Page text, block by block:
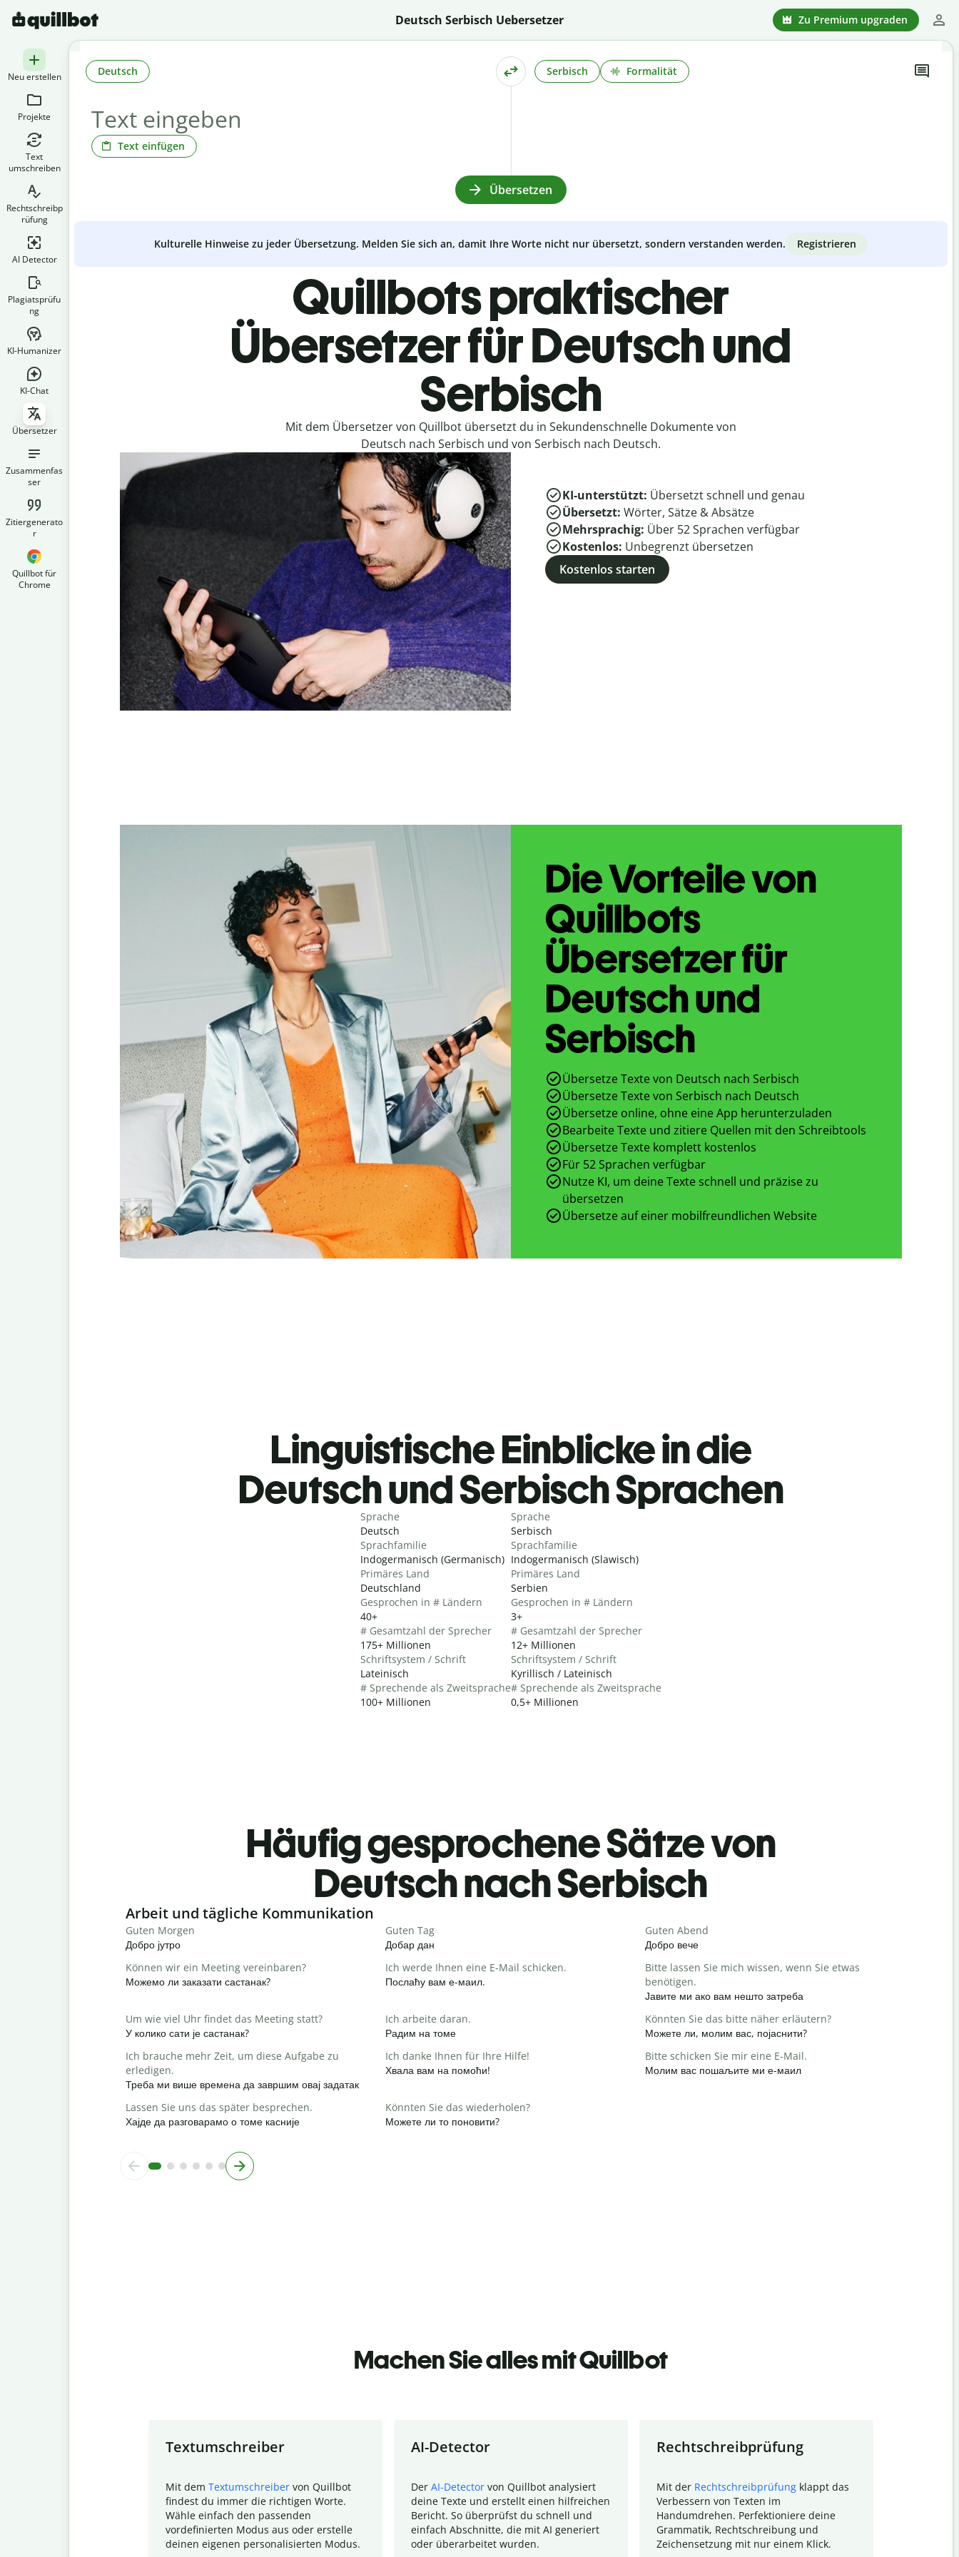
Deutsch Serbisch Uebersetzer Zu Premium upgraden
Neu erstellen
Projekte
Text
umschreiben
Rechtschreibp
rüfung
AI Detector
Plagiatsprüfu
ng
KI-Humanizer
KI-Chat
Übersetzer
Zusammenfas
ser
Zitiergenerato
r
Quillbot für
Chrome
Text einfügen
Deutsch Serbisch Formalität
Übersetzen
Kulturelle Hinweise zu jeder Übersetzung. Melden Sie sich an, damit Ihre Worte nicht nur übersetzt, sondern verstanden werden. Registrieren
Quillbots praktischer
Übersetzer für Deutsch und
Serbisch
Mit dem Übersetzer von Quillbot übersetzt du in Sekundenschnelle Dokumente von
Deutsch nach Serbisch und von Serbisch nach Deutsch.
KI-unterstützt: Übersetzt schnell und genau
Übersetzt: Wörter, Sätze & Absätze
Mehrsprachig: Über 52Sprachen verfügbar
Kostenlos: Unbegrenzt übersetzen
Kostenlos starten
Die Vorteile von
Quillbots
Übersetzer für
Deutsch und
Serbisch
Übersetze Texte von Deutsch nach Serbisch
Übersetze Texte von Serbisch nach Deutsch
Übersetze online, ohne eine App herunterzuladen
Bearbeite Texte und zitiere Quellen mit den Schreibtools
Übersetze Texte komplett kostenlos
Für 52 Sprachen verfügbar
Nutze KI, um deine Texte schnell und präzise zu
übersetzen
Übersetze auf einer mobilfreundlichen Website
Linguistische Einblicke in die
Deutsch und Serbisch Sprachen
Sprache
Deutsch
Sprachfamilie
Indogermanisch (Germanisch)
Primäres Land
Deutschland
Gesprochen in # Ländern
40+
# Gesamtzahl der Sprecher
175+ Millionen
Schriftsystem / Schrift
Lateinisch
# Sprechende als Zweitsprache
100+ Millionen
Sprache
Serbisch
Sprachfamilie
Indogermanisch (Slawisch)
Primäres Land
Serbien
Gesprochen in # Ländern
3+
# Gesamtzahl der Sprecher
12+ Millionen
Schriftsystem / Schrift
Kyrillisch / Lateinisch
# Sprechende als Zweitsprache
0,5+ Millionen
Häufig gesprochene Sätze von
Deutsch nach Serbisch
Slide 1 of 6
Arbeit und tägliche Kommunikation
Guten Morgen
Добро јутро
Guten Tag
Добар дан
Guten Abend
Добро вече
Können wir ein Meeting vereinbaren?
Можемо ли заказати састанак?
Ich werde Ihnen eine E-Mail schicken.
Послаћу вам е-маил.
Bitte lassen Sie mich wissen, wenn Sie etwas
benötigen.
Јавите ми ако вам нешто затреба
Um wie viel Uhr findet das Meeting statt?
У колико сати је састанак?
Ich arbeite daran.
Радим на томе
Könnten Sie das bitte näher erläutern?
Можете ли, молим вас, појаснити?
Ich brauche mehr Zeit, um diese Aufgabe zu
erledigen.
Треба ми више времена да завршим овај задатак
Ich danke Ihnen für Ihre Hilfe!
Хвала вам на помоћи!
Bitte schicken Sie mir eine E-Mail.
Молим вас пошаљите ми е-маил
Lassen Sie uns das später besprechen.
Хајде да разговарамо о томе касније
Könnten Sie das wiederholen?
Можете ли то поновити?
Machen Sie alles mit Quillbot
Textumschreiber
Mit dem Textumschreiber von Quillbot
findest du immer die richtigen Worte.
Wähle einfach den passenden
vordefinierten Modus aus oder erstelle
deinen eigenen personalisierten Modus.
AI-Detector
Der AI-Detector von Quillbot analysiert
deine Texte und erstellt einen hilfreichen
Bericht. So überprüfst du schnell und
einfach Abschnitte, die mit AI generiert
oder überarbeitet wurden.
Rechtschreibprüfung
Mit der Rechtschreibprüfung klappt das
Verbessern von Texten im
Handumdrehen. Perfektioniere deine
Grammatik, Rechtschreibung und
Zeichensetzung mit nur einem Klick.